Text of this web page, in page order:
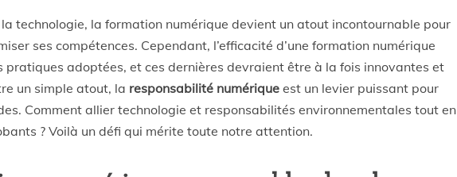
technologie, la formation numérique devient un atout incontournable pour
ses compétences. Cependant, l’efficacité d’une formation numérique
pratiques adoptées, et ces dernières devraient être à la fois innovantes et
un simple atout, la responsabilité numérique est un levier puissant pour
Comment allier technologie et responsabilités environnementales tout en
? Voilà un défi qui mérite toute notre attention.